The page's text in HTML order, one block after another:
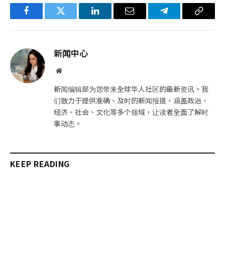
FacebookTwitter LinkedIn电
Telegram复
新闻中心
网
新闻编辑部为您带来全球华人社区的最新资讯。我
们致力于提供准确、及时的新闻报道，涵盖政治、
经济、社会、文化等多个领域，让读者全面了解时
事动态。
KEEP READING